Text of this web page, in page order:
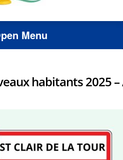
Menu
habitants 2025 –